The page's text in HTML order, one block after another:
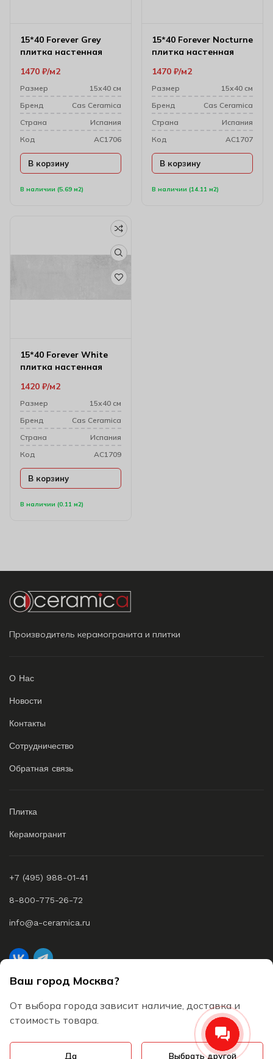
Ваш город Москва?
От выбора города зависит наличие, доставка и
стоимость товара.
Да Выбрать другой
15*40 Forever Grey
плитка настенная
В наличии (5.69 м2)
1470 ₽ м2
Размер
15х40 см
Бренд
Cas Ceramica
Cтрана
Испания
Код
AC1706
В корзину
15*40 Forever Nocturne
плитка настенная
В наличии (14.11 м2)
1470 ₽ м2
Размер
15х40 см
Бренд
Cas Ceramica
Cтрана
Испания
Код
AC1707
В корзину
15*40 Forever White
плитка настенная
В наличии (0.11 м2)
1420 ₽ м2
Размер
15х40 см
Бренд
Cas Ceramica
Cтрана
Испания
Код
AC1709
В корзину
Производитель керамогранита и плитки
О Нас
Новости
Контакты
Сотрудничество
Обратная связь
Плитка
Керамогранит
+7 (495) 988-01-41
8-800-775-26-72
info@a-ceramica.ru
Согласие на обработку персональных данных
Политика конфиденциальности